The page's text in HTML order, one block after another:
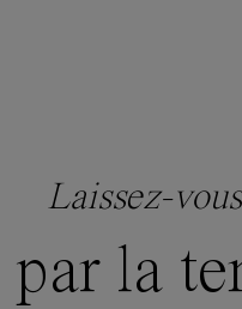
Laissez-
par la